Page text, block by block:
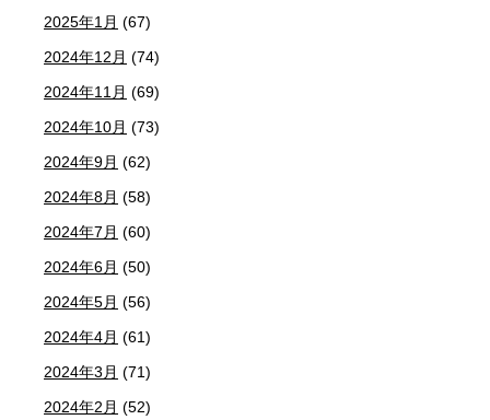
2025年1月 (67)
2024年12月 (74)
2024年11月 (69)
2024年10月 (73)
2024年9月 (62)
2024年8月 (58)
2024年7月 (60)
2024年6月 (50)
2024年5月 (56)
2024年4月 (61)
2024年3月 (71)
2024年2月 (52)